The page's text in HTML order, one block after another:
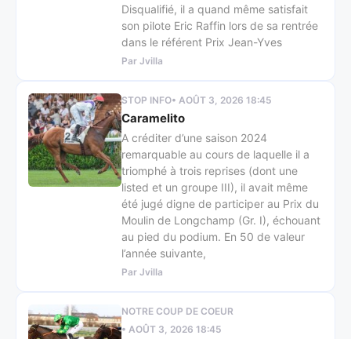
Disqualifié, il a quand même satisfait
son pilote Eric Raffin lors de sa rentrée
dans le référent Prix Jean-Yves
Par Jvilla
STOP INFO• AOÛT 3, 2026 18:45
Caramelito
A créditer d’une saison 2024
remarquable au cours de laquelle il a
triomphé à trois reprises (dont une
listed et un groupe III), il avait même
été jugé digne de participer au Prix du
Moulin de Longchamp (Gr. I), échouant
au pied du podium. En 50 de valeur
l’année suivante,
Par Jvilla
NOTRE COUP DE COEUR
• AOÛT 3, 2026 18:45